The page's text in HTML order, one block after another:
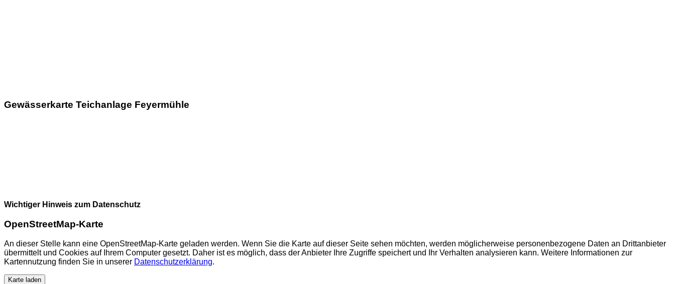
Gewässerkarte Teichanlage Feyermühle
Wichtiger Hinweis zum Datenschutz
OpenStreetMap-Karte
An dieser Stelle kann eine OpenStreetMap-Karte geladen werden. Wenn Sie die Karte auf dieser Seite sehen möchten, werden möglicherweise personenbezogene Daten an Drittanbieter
übermittelt und Cookies auf Ihrem Computer gesetzt. Daher ist es möglich, dass der Anbieter Ihre Zugriffe speichert und Ihr Verhalten analysieren kann. Weitere Informationen zur
Kartennutzung finden Sie in unserer Datenschutzerklärung.
Karte laden